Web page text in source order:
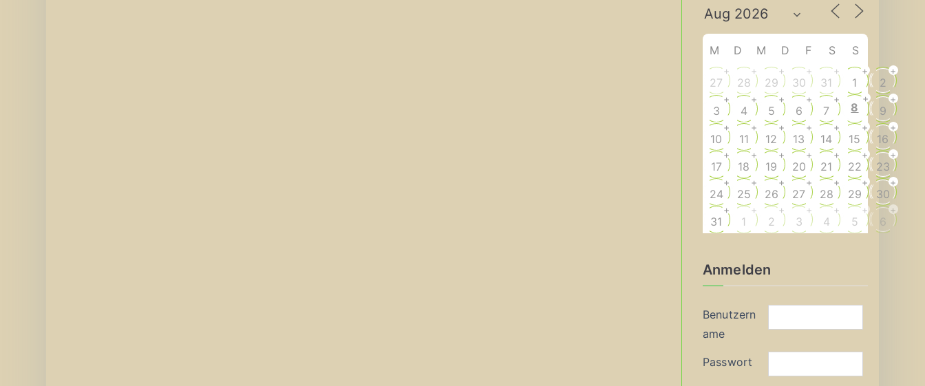
v
M D M D F S S
27
+
28
+
29
+
30
+
31
+
1
+
2
+
3
+
4
+
5
+
6
+
7
+
8
+
9
+
10
+
11
+
12
+
13
+
14
+
15
+
16
+
17
+
18
+
19
+
20
+
21
+
22
+
23
+
24
+
25
+
26
+
27
+
28
+
29
+
30
+
31
+
1
+
2
+
3
+
4
+
5
+
6
+
Anmelden
Benutzern
ame
Passwort